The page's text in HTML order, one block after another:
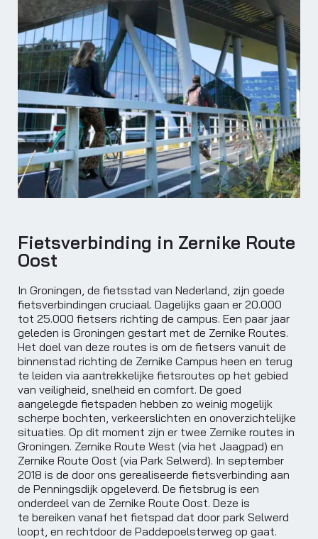
Fietsverbinding in Zernike Route
Oost
In Groningen, de fietsstad van Nederland, zijn goede
fietsverbindingen cruciaal. Dagelijks gaan er 20.000
tot 25.000 fietsers richting de campus. Een paar jaar
geleden is Groningen gestart met de Zernike Routes.
Het doel van deze routes is om de fietsers vanuit de
binnenstad richting de Zernike Campus heen en terug
te leiden via aantrekkelijke fietsroutes op het gebied
van veiligheid, snelheid en comfort. De goed
aangelegde fietspaden hebben zo weinig mogelijk
scherpe bochten, verkeerslichten en onoverzichtelijke
situaties. Op dit moment zijn er twee Zernike routes in
Groningen. Zernike Route West (via het Jaagpad) en
Zernike Route Oost (via Park Selwerd). In september
2018 is de door ons gerealiseerde fietsverbinding aan
de Penningsdijk opgeleverd. De fietsbrug is een
onderdeel van de Zernike Route Oost. Deze is
te bereiken vanaf het fietspad dat door park Selwerd
loopt, en rechtdoor de Paddepoelsterweg op gaat.